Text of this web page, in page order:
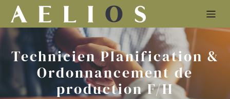
Technicien Planification &
Ordonnancement de
production F/H